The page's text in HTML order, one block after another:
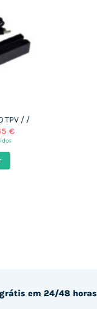
TPV / /
€.
€O
em 24/48 horas